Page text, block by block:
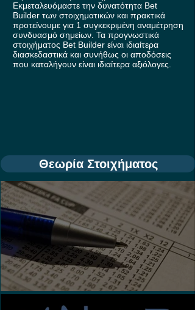
Εκμεταλευόμαστε την δυνατότητα Bet
Builder των στοιχηματικών και πρακτικά
προτείνουμε για 1 συγκεκριμένη αναμέτρηση
συνδυασμό σημείων. Τα προγνωστικά
στοιχήματος Bet Builder είναι ιδιαίτερα
διασκεδαστικά και συνήθως οι αποδόσεις
που καταλήγουν είναι ιδιαίτερα αξιόλογες.
Θεωρία Στοιχήματος
Τι είναι τα Ασιατικά Χάντικαπ;